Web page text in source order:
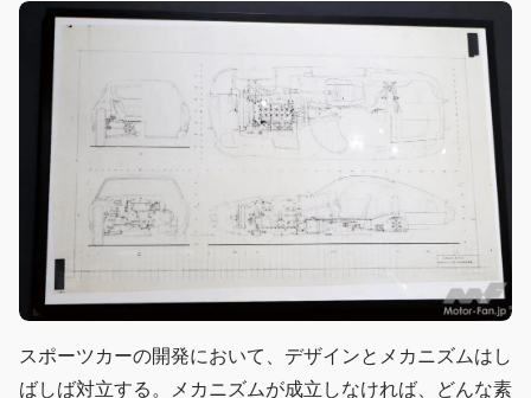
スポーツカーの開発において、デザインとメカニズムはし
ばしば対立する。メカニズムが成立しなければ、どんな素